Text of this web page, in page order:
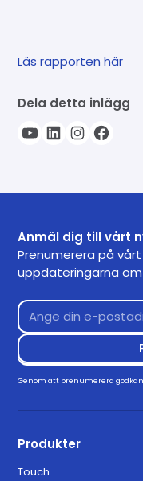
Läs rapporten här
Dela detta inlägg
Anmäl dig till vårt
Prenumerera på
uppdateringarna
Genom att prenumerera
Produkter
Touch